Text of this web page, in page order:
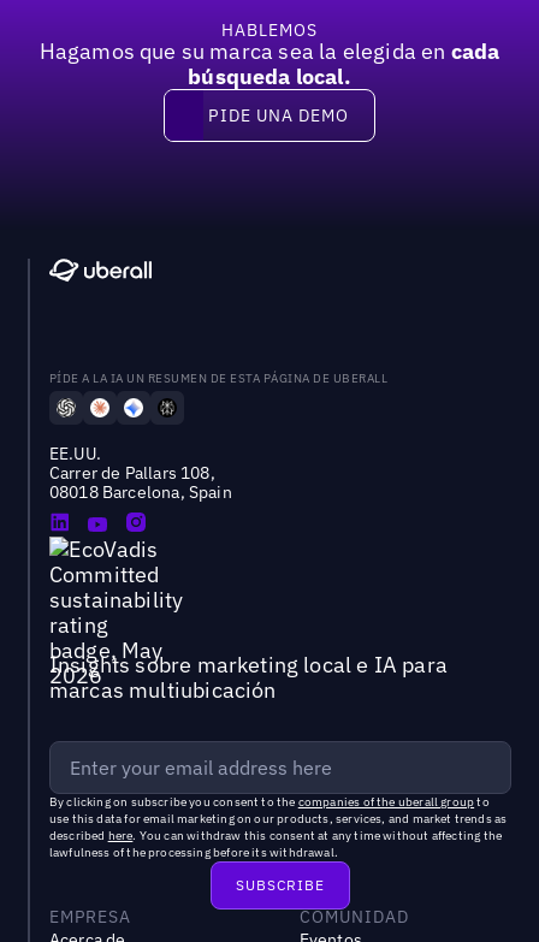
HABLEMOS
Hagamos que su marca sea la elegida en cada
búsqueda local.
Pide una demo
PIDE UNA DEMO
PÍDE A LA IA UN RESUMEN DE ESTA PÁGINA DE UBERALL
EE.UU.
Carrer de Pallars 108,
08018 Barcelona, Spain
Insights sobre marketing local e IA para
marcas multiubicación
By clicking on subscribe you consent to the companies of the uberall groupto
use this data for email marketing on our products, services, and market trends as
described here. You can withdraw this consent at any time without affecting the
lawfulness of the processing before its withdrawal.
EMPRESA
COMUNIDAD